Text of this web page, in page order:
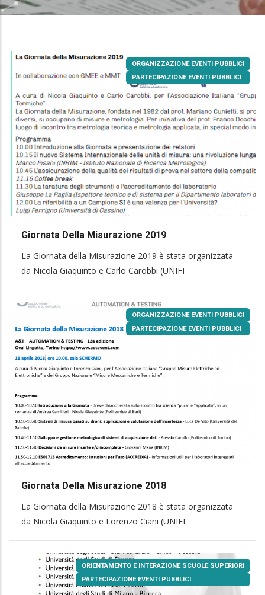
ORGANIZZAZIONE EVENTI PUBBLICI
PARTECIPAZIONE EVENTI PUBBLICI
Giornata Della Misurazione 2019
La Giornata della Misurazione 2019 è stata organizzata
da Nicola Giaquinto e Carlo Carobbi (UNIFI
ORGANIZZAZIONE EVENTI PUBBLICI
PARTECIPAZIONE EVENTI PUBBLICI
Giornata Della Misurazione 2018
La Giornata della Misurazione 2018 è stata organizzata
da Nicola Giaquinto e Lorenzo Ciani (UNIFI
ORIENTAMENTO E INTERAZIONE SCUOLE SUPERIORI
PARTECIPAZIONE EVENTI PUBBLICI